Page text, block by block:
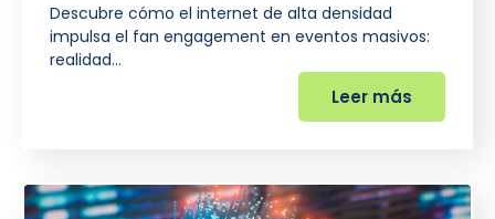
Descubre cómo el internet de alta densidad
impulsa el fan engagement en eventos masivos:
realidad…
Leer más